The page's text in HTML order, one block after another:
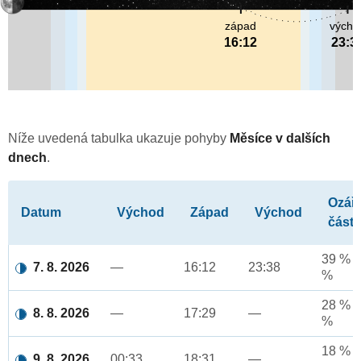
západ
16:12
Níže uvedená tabulka ukazuje pohyby Měsíce v dalších
dnech.
Datum Východ Západ Východ
část
7. 8. 2026 — 16:12 23:38
39 %
%
8. 8. 2026 — 17:29 —
28 %
%
18 %